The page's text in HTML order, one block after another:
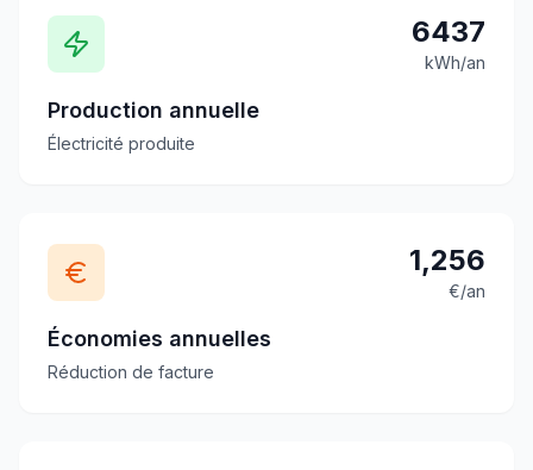
6437
kWh/an
Production annuelle
Électricité produite
1,256
€/an
Économies annuelles
Réduction de facture